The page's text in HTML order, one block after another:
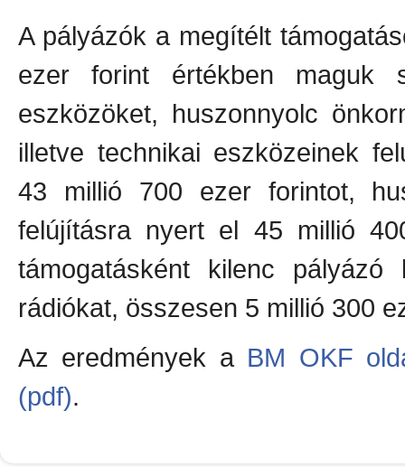
A pályázók a megítélt
ezer forint értékben maguk
eszközöket, huszonnyolc
illetve technikai eszközeinek
43 millió 700 ezer forintot,
felújításra nyert el 45 millió
támogatásként kilenc
rádiókat, összesen 5 millió 300
Az eredmények a BM OKF
(pdf).